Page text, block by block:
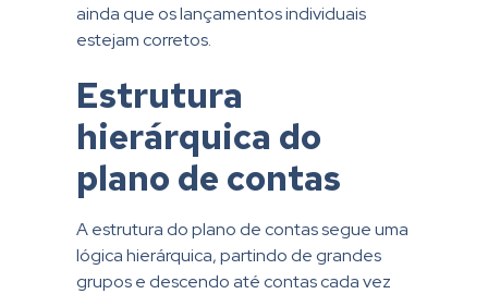
ainda que os lançamentos individuais
estejam corretos.
Estrutura
hierárquica do
plano de contas
A estrutura do plano de contas segue uma
lógica hierárquica, partindo de grandes
grupos e descendo até contas cada vez